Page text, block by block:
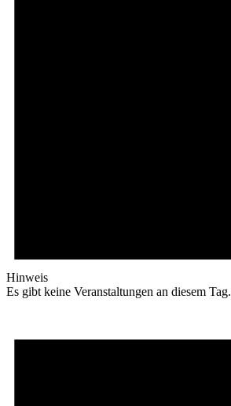
Hinweis
Es gibt keine Veranstaltungen an diesem Tag.